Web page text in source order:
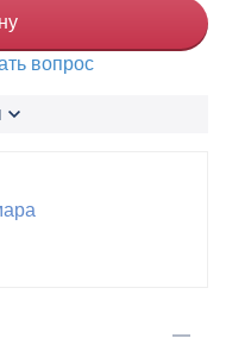
вопрос